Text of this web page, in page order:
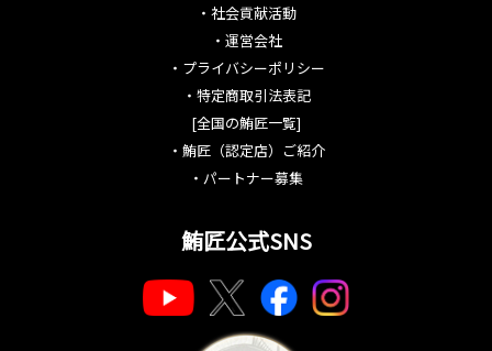
・ 社会貢献活動
・ 運営会社
・ プライバシーポリシー
・ 特定商取引法表記
[全国の鮪匠一覧]
・ 鮪匠（認定店）ご紹介
・ パートナー募集
鮪匠公式SNS